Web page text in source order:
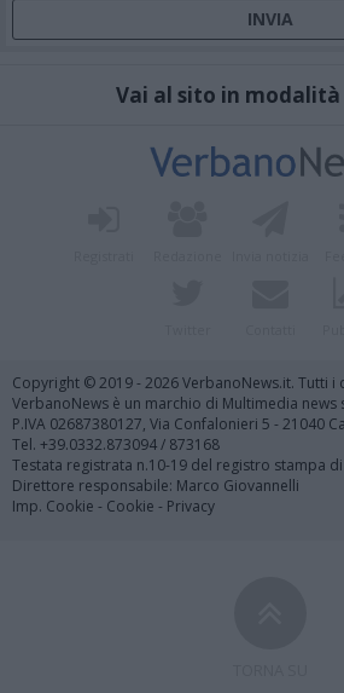
Vai al sito in modalità
Copyright © 2019 - 2026 VerbanoNews.it. Tutti i
VerbanoNews è un marchio di Multimedia news
P.IVA 02687380127, Via Confalonieri 5 - 21040
Tel. +39.0332.873094 / 873168
Testata registrata n.10-19 del registro stampa
Direttore responsabile: Marco Giovannelli
Imp. Cookie - Cookie - Privacy